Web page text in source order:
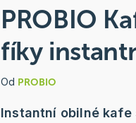
PROBIO
fíky
Od PROBIO
Instantní obilné